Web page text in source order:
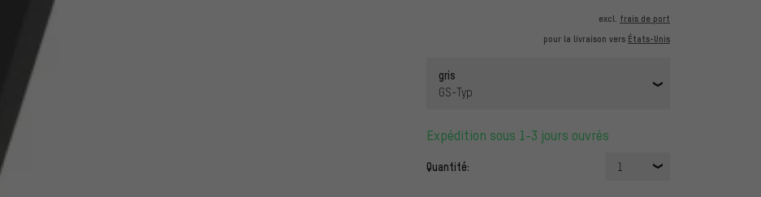
excl. frais de port
pour la livraison vers États-Unis
gris
GS-Typ
Expédition sous 1-3 jours ouvrés
Quantité: 1